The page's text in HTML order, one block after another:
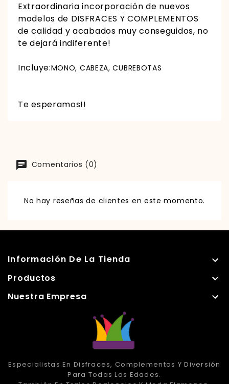
Extraordinaria incorporación de nuevos
modelos de DISFRACES Y COMPLEMENTOS
de calidad y acabados muy conseguidos, no
te dejará indiferente!
Incluye:MONO, CABEZA, CUBREBOTAS
Te esperamos!!
Comentarios (0)
No hay reseñas de clientes en este momento.
Información De La Tienda 
Productos 
Nuestra Empresa 
Especialistas En Disfraces, Complementos Y Diversión
Para Todas Las Edades.